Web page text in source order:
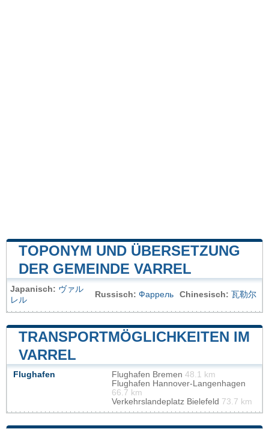
TOPONYM UND ÜBERSETZUNG
DER GEMEINDE VARREL
Japanisch: ヴァル
レル
Russisch: Фаррель Chinesisch: 瓦勒尔
TRANSPORTMÖGLICHKEITEN IM
VARREL
Flughafen Flughafen Bremen 48.1 km
Flughafen Hannover-Langenhagen
66.7 km
Verkehrslandeplatz Bielefeld 73.7 km